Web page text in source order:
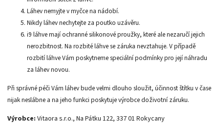
Láhev nemyjte v myčce na nádobí.
Nikdy láhev nechytejte za poutko uzávěru.
i9 láhve mají ochranné silikonové proužky, které ale nezaručí jejich
nerozbitnost. Na rozbité láhve se záruka nevztahuje. V případě
rozbití láhve Vám poskytneme speciální podmínky pro její náhradu
za láhev novou.
Při správné péči Vám láhev bude velmi dlouho sloužit, účinnost štítku v čase
nijak neslábne a na jeho funkci poskytuje výrobce doživotní záruku.
Výrobce: Vitaora s.r.o., Na Pátku 122, 337 01 Rokycany